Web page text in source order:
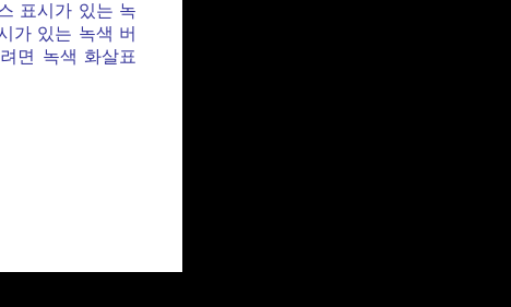
표시가 있는 녹
가 있는 녹색 버
면 녹색 화살표